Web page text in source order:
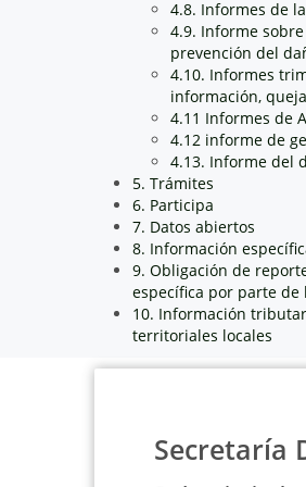
4.8. Informes de
4.9. Informe
prevención del
4.10. Informes
información,
4.11 Informes de
4.12 informe de
4.13. Informe del
5. Trámites
6. Participa
7. Datos abiertos
8. Información
9. Obligación de
específica por parte de
10. Información
territoriales locales
Secretaría